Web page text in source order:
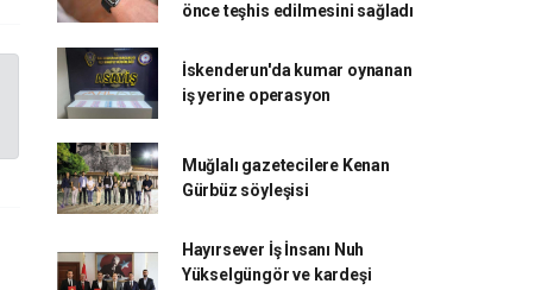
önce teşhis edilmesini sağladı
İskenderun'da kumar oynanan
iş yerine operasyon
Muğlalı gazetecilere Kenan
Gürbüz söyleşisi
Hayırsever İş İnsanı Nuh
Yükselgüngör ve kardeşi